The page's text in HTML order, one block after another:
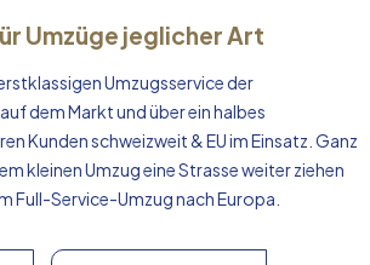
Umzüge jeglicher Art
Umzugsservice der
dem Markt und über ein halbes
Kunden schweizweit & EU im Einsatz. Ganz
kleinen Umzug eine Strasse weiter ziehen
Full-Service-Umzug nachEuropa